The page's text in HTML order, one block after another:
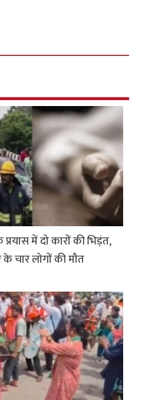
में दो कारों की भिड़ंत,
चार लोगों की मौत